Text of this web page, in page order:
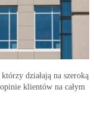
działają na szeroką
klientów na całym